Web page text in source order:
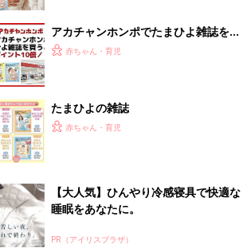
アカチャンホンポでたまひよ雑誌を買
うとポイント10倍【期間限定】
赤ちゃん・育児
たまひよの雑誌
赤ちゃん・育児
【大人気】ひんやり冷感寝具で快適な
睡眠をあなたに。
PR（アイリスプラザ）